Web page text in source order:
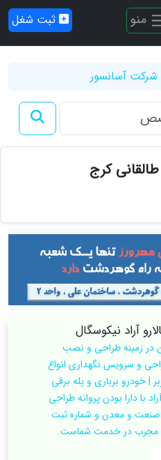
منو ثبت شغل
شرکت آسانسور
کرج
آراد نیکوسگال
در زمینه طراحی و نصب
و سرویس نگهداری انواع
| خودرو برباری و پله برقی
با دارا بودن پروانه طراحی
صنعت و معدن و شماره ثبت